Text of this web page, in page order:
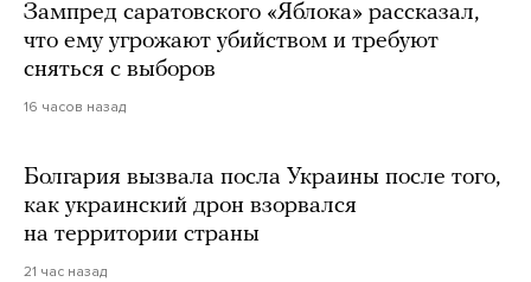
Зампред саратовского «Яблока» рассказал,
что ему угрожают убийством и требуют
сняться с выборов
16 часов назад
Болгария вызвала посла Украины после того,
как украинский дрон взорвался
на территории страны
21 час назад